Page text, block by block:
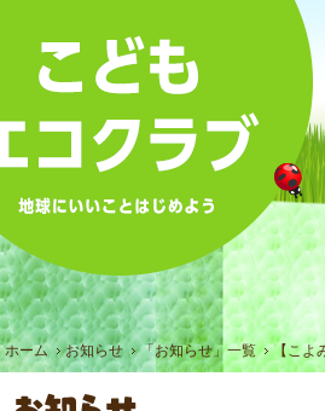
ホーム お知らせ 「お知らせ」一覧 【こよ